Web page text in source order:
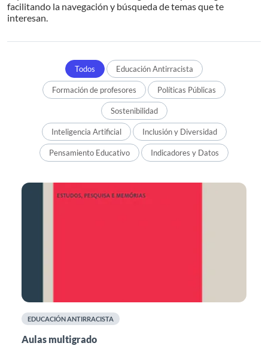
facilitando la navegación y búsqueda de temas que te
interesan.
Todos Educación Antirracista
Formación de profesores Políticas Públicas
Sostenibilidad
Inteligencia Artificial Inclusión y Diversidad
Pensamiento Educativo Indicadores y Datos
EDUCACIÓN ANTIRRACISTA
Aulas multigrado